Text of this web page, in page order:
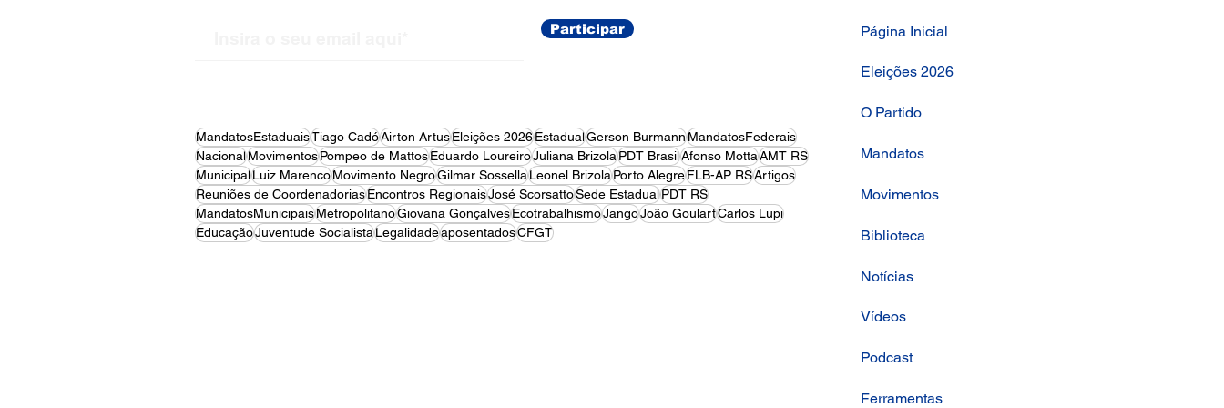
Participar
MandatosEstaduaisTiago CadóAirton ArtusEleições 2026EstadualGerson BurmannMandatosFederais
NacionalMovimentosPompeo de MattosEduardo LoureiroJuliana BrizolaPDT BrasilAfonso MottaAMT RS
MunicipalLuiz MarencoMovimento NegroGilmar SossellaLeonel BrizolaPorto AlegreFLB-AP RSArtigos
Reuniões de CoordenadoriasEncontros RegionaisJosé ScorsattoSede EstadualPDT RS
MandatosMunicipaisMetropolitanoGiovana GonçalvesEcotrabalhismoJangoJoão GoulartCarlos Lupi
EducaçãoJuventude SocialistaLegalidadeaposentadosCFGT
Página Inicial
Eleições 2026
O Partido
Mandatos
Movimentos
Biblioteca
Notícias
Vídeos
Podcast
Ferramentas